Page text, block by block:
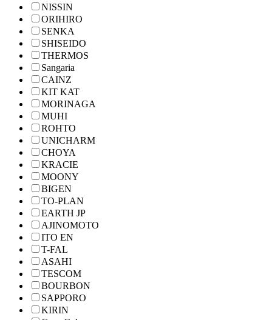
NISSIN
ORIHIRO
SENKA
SHISEIDO
THERMOS
Sangaria
CAINZ
KIT KAT
MORINAGA
MUHI
ROHTO
UNICHARM
CHOYA
KRACIE
MOONY
BIGEN
TO-PLAN
EARTH JP
AJINOMOTO
ITO EN
T-FAL
ASAHI
TESCOM
BOURBON
SAPPORO
KIRIN